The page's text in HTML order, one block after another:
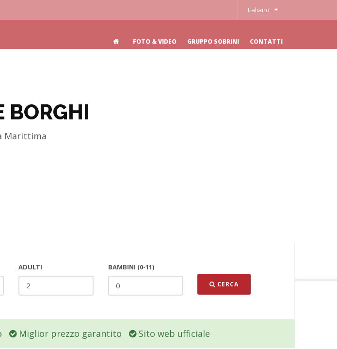
Italiano
FOTO & VIDEO GRUPPO SOBRINI CONTATTI
BORGHI
Marittima
ADULTI BAMBINI (0-11)
CERCA
Miglior prezzo garantito Sito web ufficiale